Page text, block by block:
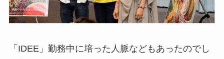
「IDEE」勤務中に培った人脈などもあったのでし